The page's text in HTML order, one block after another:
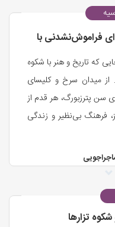
روز – تجربه‌ای فراموش‌نشدنی با
که تاریخ و هنر با شکوه
میدان سرخ و کلیسای
سن پترزبورگ، هر قدم از
فرهنگ بی‌نظیر و زندگی
سالن ترانزیت حرکت
امور کنترل گذرنامه و
تزارها